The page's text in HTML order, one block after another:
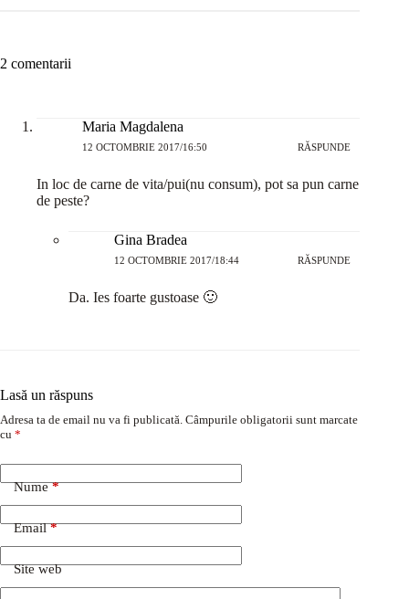
2 comentarii
Maria Magdalena
12 OCTOMBRIE 2017/16:50 RĂSPUNDE
In loc de carne de vita/pui(nu consum), pot sa pun carne
de peste?
Gina Bradea
12 OCTOMBRIE 2017/18:44 RĂSPUNDE
Da. Ies foarte gustoase 🙂
Lasă un răspuns
Adresa ta de email nu va fi publicată. Câmpurile obligatorii sunt marcate
cu *
Nume*
Email*
Site web